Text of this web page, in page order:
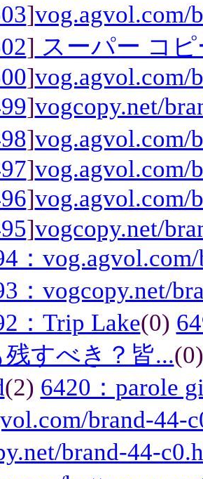
]vog.agvol.com/
] スーパー コ
]vog.agvol.com/
]vogcopy.net/
]vog.agvol.com/
]vog.agvol.com/
]vog.agvol.com/
]vogcopy.net/
：
：vogcopy.net/
：Trip Lake(0)
残すべき？皆...
(2) 6420：parole
brand-
brand-44-